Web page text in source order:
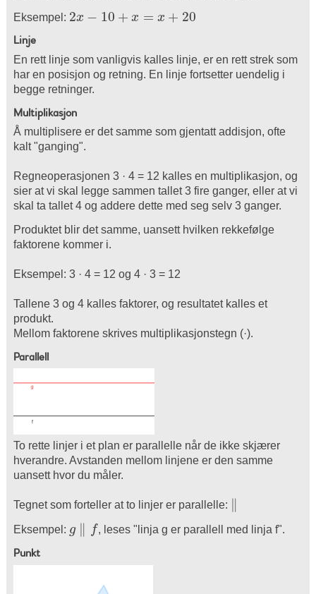
Eksempel: 2x − 10 + x = x + 20
2x− 10 +x= x+ 20
Linje
En rett linje som vanligvis kalles linje, er en rett strek som
har en posisjon og retning. En linje fortsetter uendelig i
begge retninger.
Multiplikasjon
Å multiplisere er det samme som gjentatt addisjon, ofte
kalt "ganging".
Regneoperasjonen 3 · 4 = 12 kalles en multiplikasjon, og
sier at vi skal legge sammen tallet 3 fire ganger, eller at vi
skal ta tallet 4 og addere dette med seg selv 3 ganger.
Produktet blir det samme, uansett hvilken rekkefølge
faktorene kommer i.
Eksempel: 3 · 4 = 12 og 4 · 3 = 12
Tallene 3 og 4 kalles faktorer, og resultatet kalles et
produkt.
Mellom faktorene skrives multiplikasjonstegn (·).
Parallell
To rette linjer i et plan er parallelle når de ikke skjærer
hverandre. Avstanden mellom linjene er den samme
uansett hvor du måler.
Tegnet som forteller at to linjer er parallelle: ∥
Eksempel: g ∥ f
g∥ , leses "linja g er parallell med linja f".
Punkt